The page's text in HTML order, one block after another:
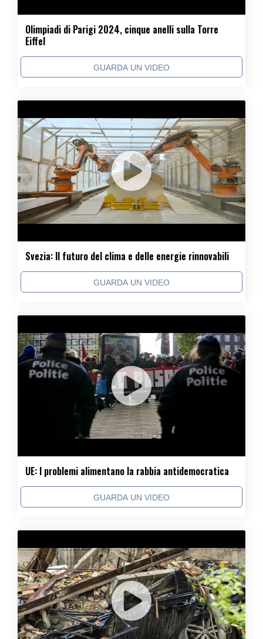
Olimpiadi di Parigi 2024, cinque anelli sulla Torre
Eiffel
GUARDA UN VIDEO
Svezia: Il futuro del clima e delle energie rinnovabili
GUARDA UN VIDEO
UE: I problemi alimentano la rabbia antidemocratica
GUARDA UN VIDEO